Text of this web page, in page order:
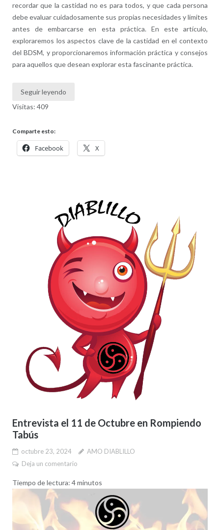
recordar que la castidad no es para todos, y que cada persona
debe evaluar cuidadosamente sus propias necesidades y límites
antes de embarcarse en esta práctica. En este artículo,
exploraremos los aspectos clave de la castidad en el contexto
del BDSM, y proporcionaremos información práctica y consejos
para aquellos que desean explorar esta fascinante práctica.
Seguir leyendo
Visitas: 409
Comparte esto:
Facebook X
Entrevista el 11 de Octubre en Rompiendo
Tabús
octubre 23, 2024
AMO DIABLILLO
Deja un comentario
Tiempo de lectura: 4minutos